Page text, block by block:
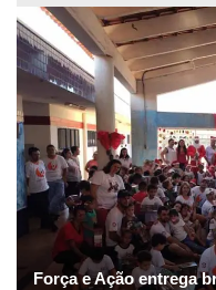
Força e Ação entrega